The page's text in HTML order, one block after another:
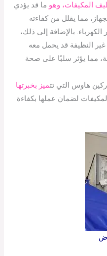
المكيفات، وهو ما قد يؤدي
مما يقلل من كفاءته
الكهرباء. بالإضافة إلى ذلك،
غير النظيفة قد يحمل معه
مما يؤثر سلبًا على صحة
هاوس التي تتميز بخبرتها
لضمان عملها بكفاءة